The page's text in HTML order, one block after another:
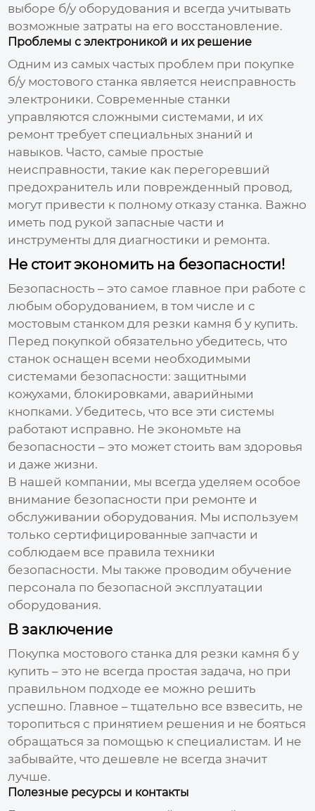
выборе б/у оборудования и всегда учитывать
возможные затраты на его восстановление.
Проблемы с электроникой и их решение
Одним из самых частых проблем при покупке
б/у мостового станка является неисправность
электроники. Современные станки
управляются сложными системами, и их
ремонт требует специальных знаний и
навыков. Часто, самые простые
неисправности, такие как перегоревший
предохранитель или поврежденный провод,
могут привести к полному отказу станка. Важно
иметь под рукой запасные части и
инструменты для диагностики и ремонта.
Не стоит экономить на безопасности!
Безопасность – это самое главное при работе с
любым оборудованием, в том числе и с
мостовым станком для резки камня б у купить.
Перед покупкой обязательно убедитесь, что
станок оснащен всеми необходимыми
системами безопасности: защитными
кожухами, блокировками, аварийными
кнопками. Убедитесь, что все эти системы
работают исправно. Не экономьте на
безопасности – это может стоить вам здоровья
и даже жизни.
В нашей компании, мы всегда уделяем особое
внимание безопасности при ремонте и
обслуживании оборудования. Мы используем
только сертифицированные запчасти и
соблюдаем все правила техники
безопасности. Мы также проводим обучение
персонала по безопасной эксплуатации
оборудования.
В заключение
Покупка мостового станка для резки камня б у
купить – это не всегда простая задача, но при
правильном подходе ее можно решить
успешно. Главное – тщательно все взвесить, не
торопиться с принятием решения и не бояться
обращаться за помощью к специалистам. И не
забывайте, что дешевле не всегда значит
лучше.
Полезные ресурсы и контакты